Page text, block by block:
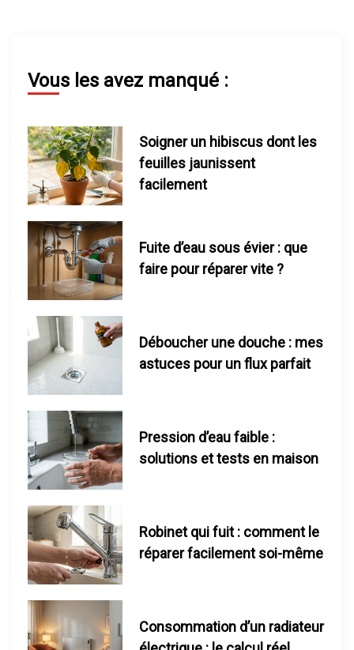
a
i
n
d
s
b
i
c
t
Vous les avez manqué :
Soigner un hibiscus dont les
feuilles jaunissent
facilement
Fuite d’eau sous évier : que
faire pour réparer vite ?
Déboucher une douche : mes
astuces pour un flux parfait
Pression d’eau faible :
solutions et tests en maison
Robinet qui fuit : comment le
réparer facilement soi-même
Consommation d’un radiateur